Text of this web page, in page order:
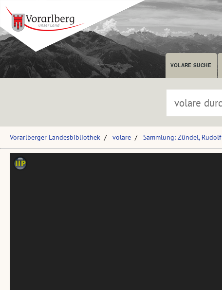
VOLARE SUCHE
Vorarlberger Landesbibliothek volare Sammlung: Zündel, Rudolf